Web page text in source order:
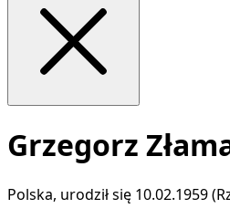
Grzegorz
Polska, urodził się 10.02.1959